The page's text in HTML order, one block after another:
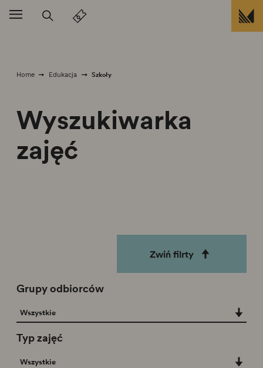
Home Edukacja Szkoły
Wyszukiwarka
zajęć
Zwiń filrty
Grupy odbiorców
Grupy odbiorców
Wszystkie
Typ zajęć
Typ zajęć
Wszystkie